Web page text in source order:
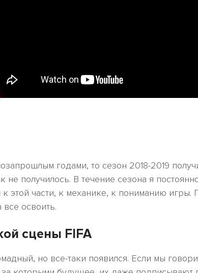
годами, то сезон 2018-2019
не получилось. В течение сезона я
этой части, к механике, к пониманию
освоить.
сцены FIFA
но все-таки появился. Если мы